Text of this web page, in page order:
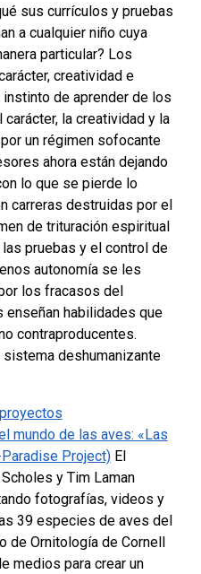
sus currículos y pruebas
a cualquier niño cuya
particular? Los
creatividad e
de aprender de los
la creatividad y la
un régimen sofocante
ahora están dejando
lo que se pierde lo
carreras destruidas por el
de trituración espiritual
pruebas y el control de
autonomía se les
los fracasos del
enseñan habilidades que
contraproducentes.
deshumanizante
mundo de las aves: «Las
Project) El
y Tim Laman
fotografías, videos y
39 especies de aves del
de Ornitología de Cornell
medios para crear un